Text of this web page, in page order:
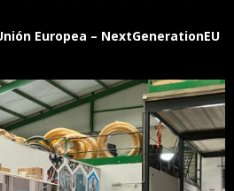
Europea – NextGenerationEU